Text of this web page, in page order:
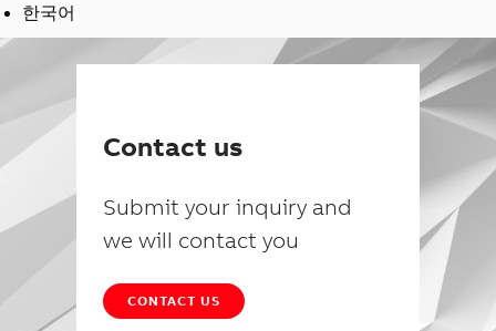
한국어
Contact us
Submit your inquiry and
we will contact you
CONTACT US